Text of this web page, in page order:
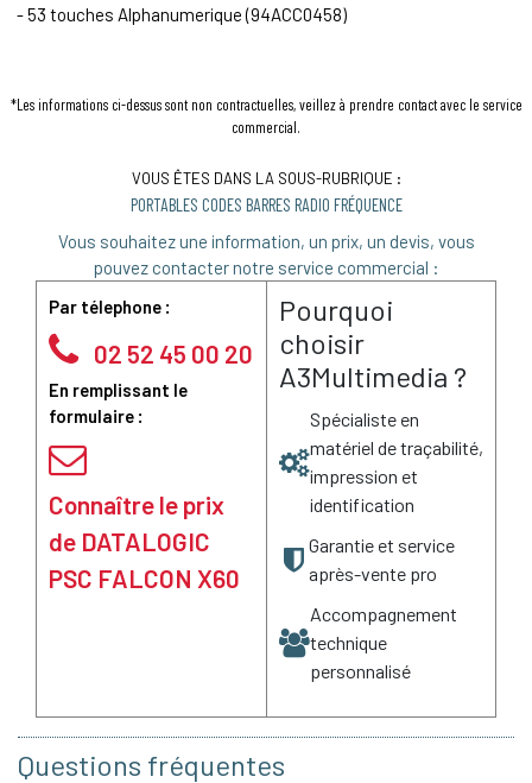
- 53 touches Alphanumerique (94ACC0458)
*Les informations ci-dessus sont non contractuelles, veillez à prendre contact avec le service
commercial.
VOUS ÊTES DANS LA SOUS-RUBRIQUE :
PORTABLES CODES BARRES RADIO FRÉQUENCE
Vous souhaitez une information, un prix, un devis, vous
pouvez contacter notre service commercial :
Par télephone :
02 52 45 00 20
En remplissant le
formulaire :
Connaître le prix
de DATALOGIC
PSC FALCON X60
Pourquoi
choisir
A3Multimedia ?
Spécialiste en
matériel de traçabilité,
impression et
identification
Garantie et service
après-vente pro
Accompagnement
technique
personnalisé
Questions fréquentes